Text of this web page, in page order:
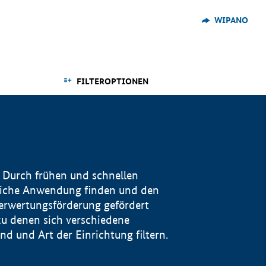
WIPANO
FILTEROPTIONEN
frühen und schnellen
Anwendung finden und den
gefördert
denen sich verschiedene
und Art der Einrichtung filtern.